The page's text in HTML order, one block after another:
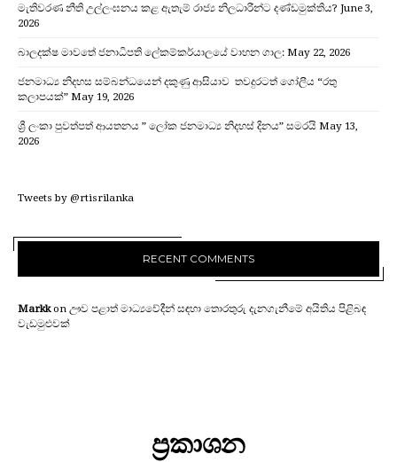
මැතිවරණ නීති උල්ලංඝනය කළ ඇතැම් රාජ්‍ය නිලධාරීන්ට දණ්ඩමුක්තිය? June 3,
2026
බාලදක්ෂ මාවතේ ජනාධිපති ලේකම්කර්යාලයේ වාහන ගාල: May 22, 2026
ජනමාධ්‍ය නිදහස සම්බන්ධයෙන් දකුණු ආසියාව තවදුරටත් ගෝලීය “රතු
කලාපයක්” May 19, 2026
ශ්‍රී ලංකා පුවත්පත් ආයතනය ” ලෝක ජනමාධ්‍ය නිදහස් දිනය” සමරයි May 13,
2026
Tweets by @rtisrilanka
RECENT COMMENTS
Markkon ඌව පළාත් මාධ්‍යවේදීන් සඳහා තොරතුරු දැනගැනීමේ අයිතිය පිළිබඳ
වැඩමුළුවක්
ප්‍රකාශන